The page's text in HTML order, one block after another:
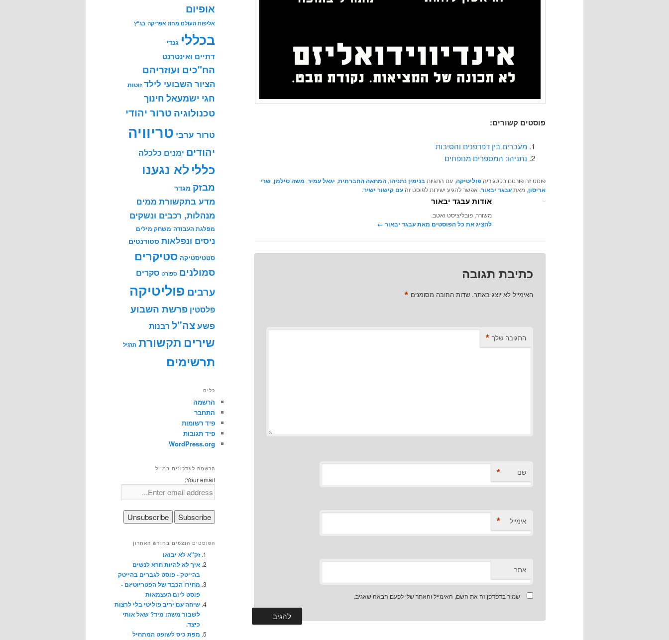
פוסטים קשורים:
מעברים בין דפדפנים והסיבות
נתניהו: המספרים מנופחים
פוסט זה פורסם בקטגוריה פוליטיקה, עם התגיותבנימין נתניהו, המחאה החברתית, יגאל עמיר, משה סילמן, שרי
אריסון, מאתעבגד יבאור. אפשר להגיע ישירות לפוסט זה עם קישור ישיר.
אודות עבגד יבאור
משורר, פובליציסט ואטב.
להציג את כל הפוסטים מאת עבגד יבאור‏ ←
כתיבת תגובה
האימייל לא יוצג באתר. שדות החובה מסומנים *
התגובה שלך *
שם *
אימייל *
אתר
שמור בדפדפן זה את השם, האימייל והאתר שלי לפעם הבאה שאגיב.
אופיום
אליפות העולם מחוז אפריקה בג"ץ
בכללי גנדי
דתיים ואינטרנט
הח"כים ועוזריהם
הציור השבועי לילד זוטות
חגי ישמעאל חינוך
טכנולוגיה טרור יהודי
טרור ערבי טריוויה
יהודים ימנים כלכלה
כללי לא נגענו
מבזק מגדר
מדע בתקשורת ממים
מנהלות, רכבים ונשקים
מפלגת העבודה משחק מילים
ניסים ונפלאות סטודנטים
סטטיסטיקה סטיקרים
סמולנים ספורט סקרים
ערבים פוליטיקה
פלסטין פרשת השבוע
פשעצה"ל רבנות
שירים תקשורת תרגיל
תרשימים
כלים
הרשמה
התחבר
פיד רשומות
פיד תגובות
WordPress.org
הרשמה לעדכונים במייל
Your email:
הפוסטים הנצפים בחודש האחרון
זק"א לא יבואו
איך לא להיות חרא לנשים
בהייטק - פוסט לגברים בהייטק
מחירו הכבד של הפטריוטיזם -
פוסט ליום העצמאות
שיחה עם יריב פוליטי בלי לרצות
לשבור משהו מיד? שאל אותי
כיצד.
מפת כיס לשופט המתחיל